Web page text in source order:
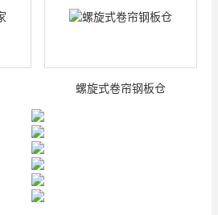
螺旋式卷帘钢板仓